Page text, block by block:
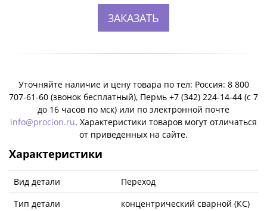
ЗАКАЗАТЬ
Уточняйте наличие и цену товара по тел: Россия: 8 800
707-61-60 (звонок бесплатный), Пермь +7 (342) 224-14-44 (c 7
до 16 часов по мск) или по электронной почте
info@procion.ru. Характеристики товаров могут отличаться
от приведенных на сайте.
Характеристики
Вид детали
Переход
Тип детали
концентрический сварной (КС)